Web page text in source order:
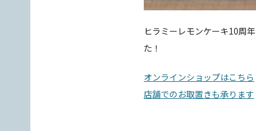
ヒラミーレモンケーキ10周
た！
オンラインショップはこちら
店舗でのお取置きも承ります